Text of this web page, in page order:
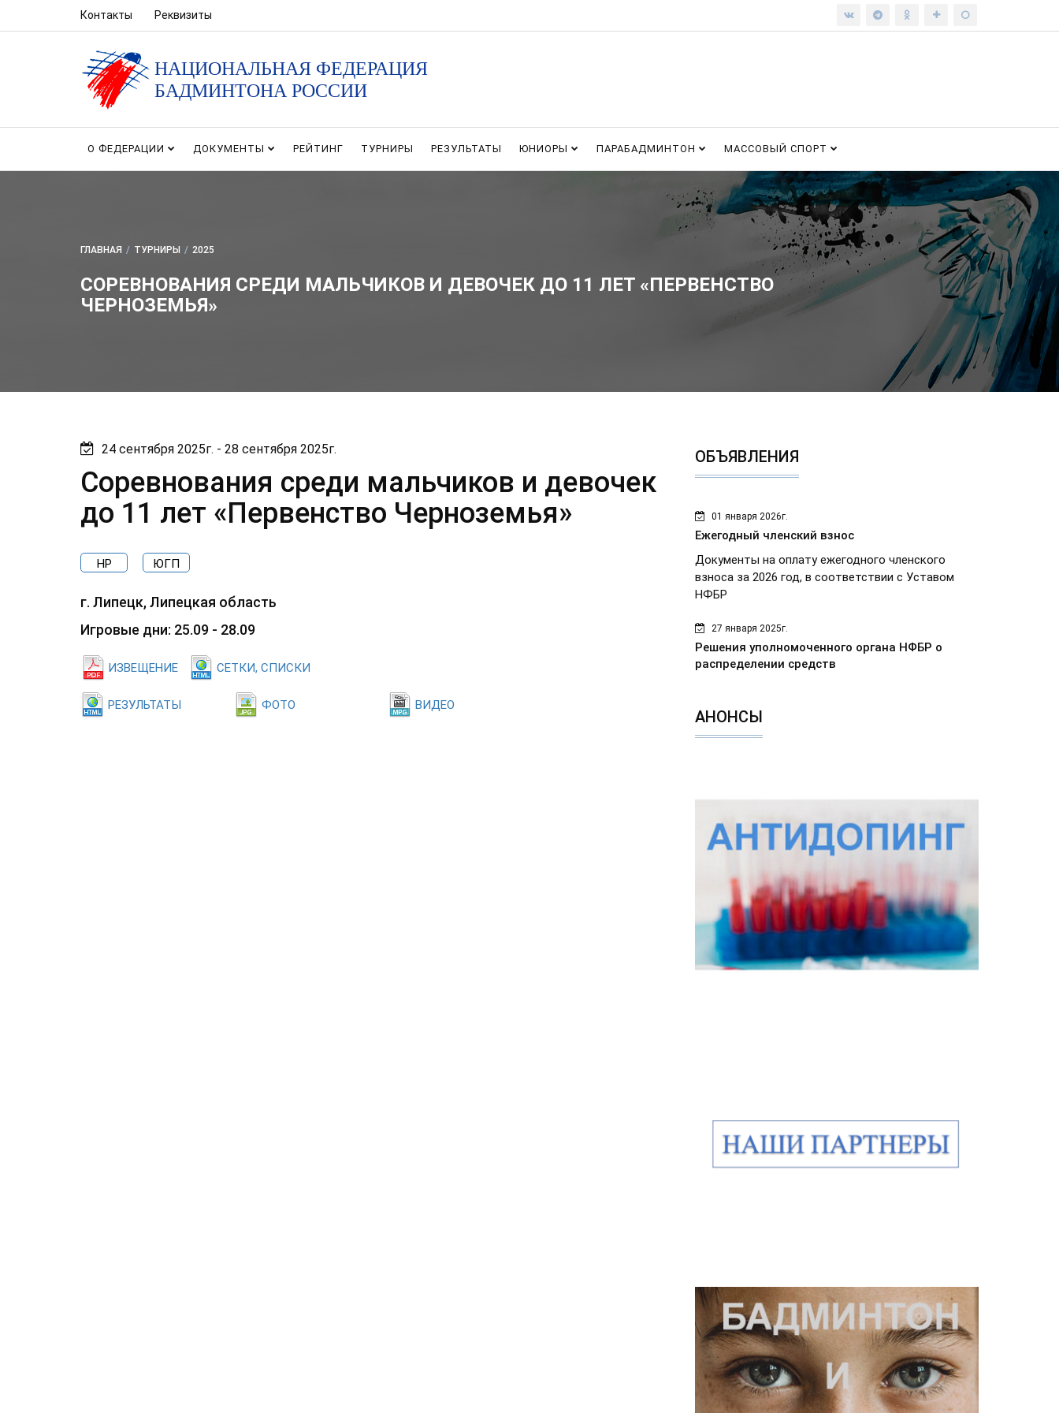
Контакты Реквизиты
НАЦИОНАЛЬНАЯ ФЕДЕРАЦИЯ
БАДМИНТОНА РОССИИ
О ФЕДЕРАЦИИ ДОКУМЕНТЫ РЕЙТИНГ ТУРНИРЫ РЕЗУЛЬТАТЫ ЮНИОРЫ ПАРАБАДМИНТОН МАССОВЫЙ СПОРТ
ГЛАВНАЯ / ТУРНИРЫ / 2025
СОРЕВНОВАНИЯ СРЕДИ МАЛЬЧИКОВ И ДЕВОЧЕК ДО 11 ЛЕТ «ПЕРВЕНСТВО
ЧЕРНОЗЕМЬЯ»
24 сентября 2025г. - 28 сентября 2025г.
Соревнования среди мальчиков и девочек
до 11 лет «Первенство Черноземья»
НР ЮГП
г. Липецк, Липецкая область
Игровые дни: 25.09 - 28.09
ИЗВЕЩЕНИЕ СЕТКИ, СПИСКИ
РЕЗУЛЬТАТЫ ФОТО ВИДЕО
ОБЪЯВЛЕНИЯ
01 января 2026г.
Ежегодный членский взнос
Документы на оплату ежегодного членского
взноса за 2026 год, в соответствии с Уставом
НФБР
27 января 2025г.
Решения уполномоченного органа НФБР о
распределении средств
АНОНСЫ